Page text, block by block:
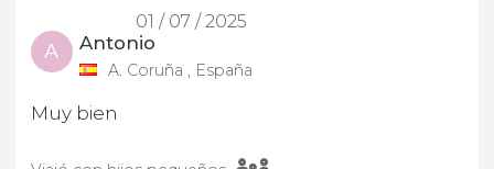
01 / 07 / 2025
A Antonio
A. Coruña , España
Muy bien